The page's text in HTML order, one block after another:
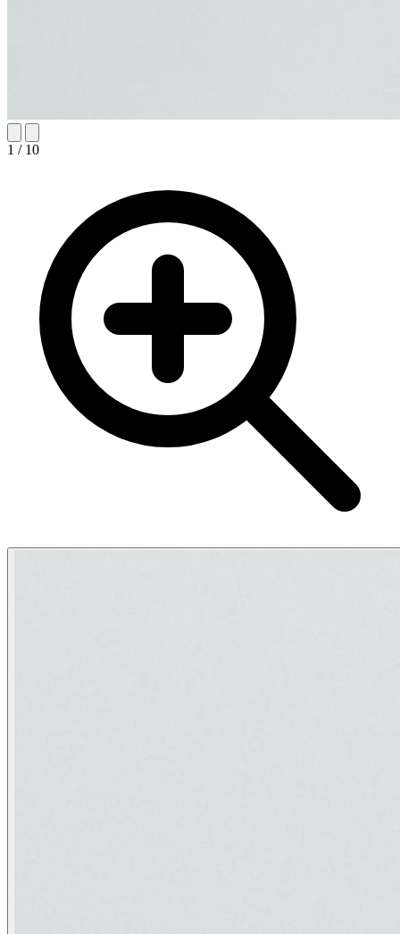
1 / 10